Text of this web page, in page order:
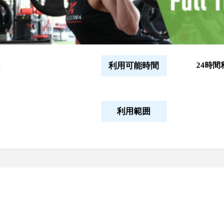
利用可能時間 24時間
利用範囲